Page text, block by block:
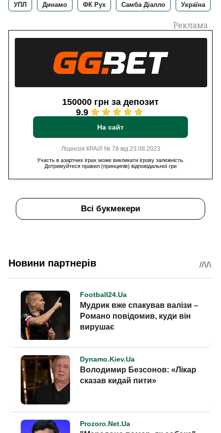
УПЛ Динамо ФК Рух Самба Діалло Україна
Реклама
150000 грн за депозит
9.9
На сайт
Ліцензія КРАІЛ № 78 від 23.08.2023
Участь в азартних іграх може викликати ігрову залежність.
Дотримуйтеся правил (принципів) відповідальної гри
Всі букмекери